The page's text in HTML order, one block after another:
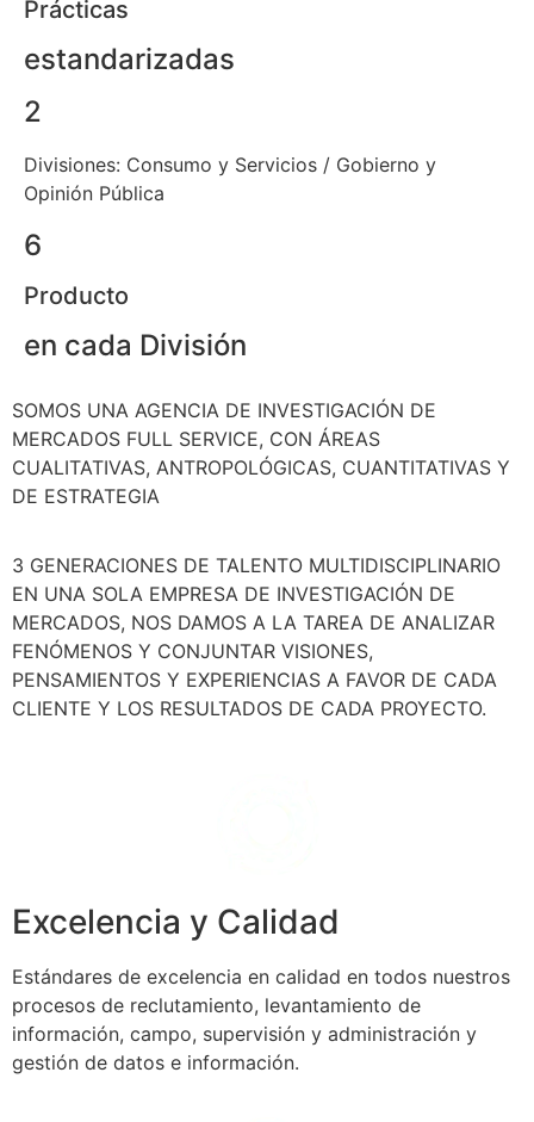
Prácticas
estandarizadas
2
Divisiones: Consumo y Servicios / Gobierno y
Opinión Pública
6
Producto
en cada División
SOMOS UNA AGENCIA DE INVESTIGACIÓN DE
MERCADOS FULL SERVICE, CON ÁREAS
CUALITATIVAS, ANTROPOLÓGICAS, CUANTITATIVAS Y
DE ESTRATEGIA
3 GENERACIONES DE TALENTO MULTIDISCIPLINARIO
EN UNA SOLA EMPRESA DE INVESTIGACIÓN DE
MERCADOS, NOS DAMOS A LA TAREA DE ANALIZAR
FENÓMENOS Y CONJUNTAR VISIONES,
PENSAMIENTOS Y EXPERIENCIAS A FAVOR DE CADA
CLIENTE Y LOS RESULTADOS DE CADA PROYECTO.
Excelencia y Calidad
Estándares de excelencia en calidad en todos nuestros
procesos de reclutamiento, levantamiento de
información, campo, supervisión y administración y
gestión de datos e información.